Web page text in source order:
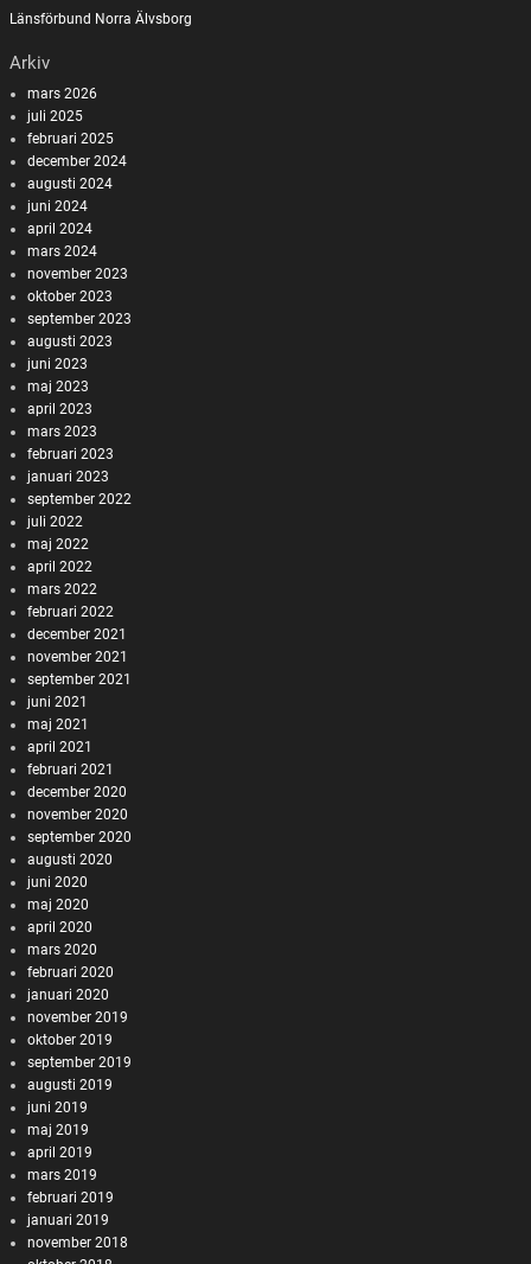
Länsförbund Norra Älvsborg
Arkiv
mars 2026
juli 2025
februari 2025
december 2024
augusti 2024
juni 2024
april 2024
mars 2024
november 2023
oktober 2023
september 2023
augusti 2023
juni 2023
maj 2023
april 2023
mars 2023
februari 2023
januari 2023
september 2022
juli 2022
maj 2022
april 2022
mars 2022
februari 2022
december 2021
november 2021
september 2021
juni 2021
maj 2021
april 2021
februari 2021
december 2020
november 2020
september 2020
augusti 2020
juni 2020
maj 2020
april 2020
mars 2020
februari 2020
januari 2020
november 2019
oktober 2019
september 2019
augusti 2019
juni 2019
maj 2019
april 2019
mars 2019
februari 2019
januari 2019
november 2018